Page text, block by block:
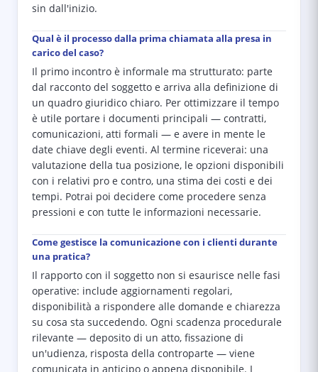
sin dall'inizio.
Qual è il processo dalla prima chiamata alla presa in
carico del caso?
Il primo incontro è informale ma strutturato: parte
dal racconto del soggetto e arriva alla definizione di
un quadro giuridico chiaro. Per ottimizzare il tempo
è utile portare i documenti principali — contratti,
comunicazioni, atti formali — e avere in mente le
date chiave degli eventi. Al termine riceverai: una
valutazione della tua posizione, le opzioni disponibili
con i relativi pro e contro, una stima dei costi e dei
tempi. Potrai poi decidere come procedere senza
pressioni e con tutte le informazioni necessarie.
Come gestisce la comunicazione con i clienti durante
una pratica?
Il rapporto con il soggetto non si esaurisce nelle fasi
operative: include aggiornamenti regolari,
disponibilità a rispondere alle domande e chiarezza
su cosa sta succedendo. Ogni scadenza procedurale
rilevante — deposito di un atto, fissazione di
un'udienza, risposta della controparte — viene
comunicata in anticipo o appena disponibile. I